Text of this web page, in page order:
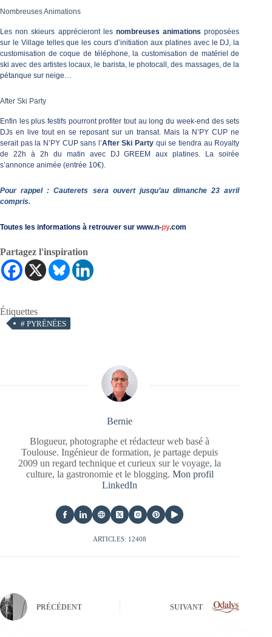
Nombreuses Animations
Les non skieurs apprécieront les nombreuses animations proposées
sur le Village telles que les cours d’initiation aux platines avec le DJ, la
customisation de coque de téléphone, la customisation de matériel de
ski avec des artistes locaux, le barista, le photocall, des massages, de la
pétanque sur neige…
After Ski Party
Enfin les plus festifs pourront profiter tout au long du week-end des sets
DJs en live tout en se reposant sur un transat. Mais la N’PY CUP ne
serait pas la N’PY CUP sans l’After Ski Party qui se tiendra au Royalty
de 22h à 2h du matin avec DJ GREEM aux platines. La soirée
s’annonce animée (entrée 10€).
Pour rappel : Cauterets sera ouvert jusqu’au dimanche 23 avril
compris.
Toutes les informations à retrouver sur www.n-py.com
Partagez l'inspiration
Étiquettes
# PYRÉNÉES
Bernie
Blogueur, photographe et rédacteur web basé à
Toulouse. Ingénieur de formation, je partage depuis
2009 un regard technique et curieux sur le voyage, la
culture, la gastronomie et le blogging. Mon profil
LinkedIn
ARTICLES: 12408
PRÉCÉDENT SUIVANT